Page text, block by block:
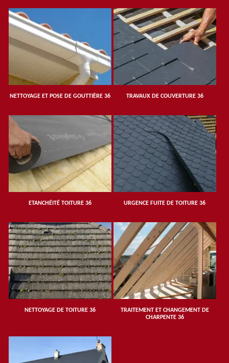
NETTOYAGE ET POSE DE GOUTTIÈRE 36 TRAVAUX DE COUVERTURE 36
ETANCHÉITÉ TOITURE 36 URGENCE FUITE DE TOITURE 36
NETTOYAGE DE TOITURE 36
TRAITEMENT ET CHANGEMENT DE
CHARPENTE 36